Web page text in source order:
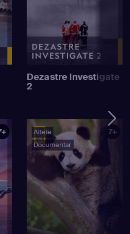
Dezastre Investigate
2
Altele
Documentar
7+